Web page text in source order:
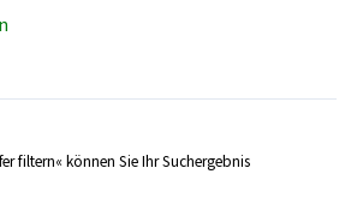
filtern« können Sie Ihr Suchergebnis